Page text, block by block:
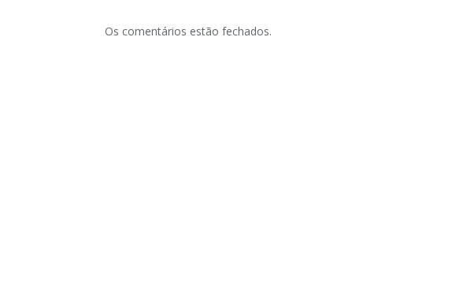
Os comentários estão fechados.